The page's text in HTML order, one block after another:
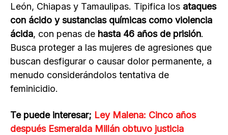
León, Chiapas y Tamaulipas. Tipifica los ataques
con ácido y sustancias químicas como violencia
ácida, con penas de hasta 46 años de prisión.
Busca proteger a las mujeres de agresiones que
buscan desfigurar o causar dolor permanente, a
menudo considerándolos tentativa de
feminicidio.
Te puede interesar; Ley Malena: Cinco años
después Esmeralda Millán obtuvo justicia